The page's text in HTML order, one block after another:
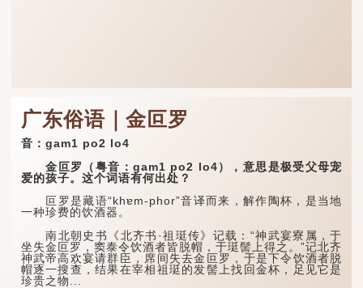
广东俗语｜金叵罗
音：gam1 po2 lo4
金叵罗（粤音：gam1 po2 lo4），意思是极受父母宠
爱的孩子。这个词语有何出处？
叵罗是藏语“khɐm-phor”音译而来，解作陶杯，是当地
一种珍费的饮酒器。
南北朝史书《北齐书·祖珽传》记载：“神武宴寮属，于
坐失金叵罗，窦泰令饮酒者皆脱帽，于珽髻上得之。”记北齐
神武帝高欢宴请群臣，席间失去金叵罗，于是下令饮酒者脱
帽逐一搜查，结果在宰相祖珽的发髻上找回金杯，足见它是
珍贵之物...